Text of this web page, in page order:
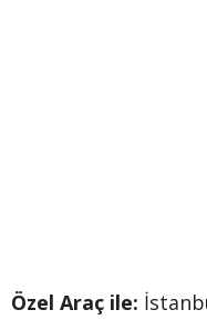
Özel Araç ile: